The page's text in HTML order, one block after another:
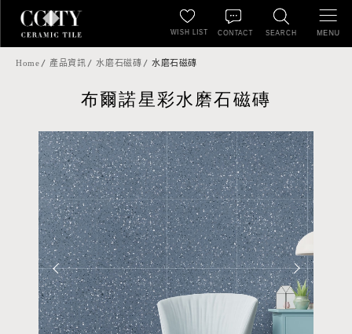
SEARCH
WISH LIST CONTACT MENU
Home 產品資訊 水磨石磁磚 水磨石磁磚
布爾諾星彩水磨石磁磚